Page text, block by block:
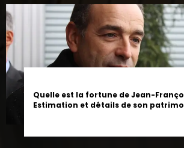
Estimation et détails de son